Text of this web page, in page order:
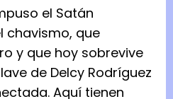
el Satán
chavismo, que
y que hoy sobrevive
de Delcy Rodríguez
Aquí tienen